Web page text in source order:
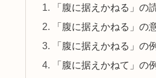
「腹に据えかねる」の
「腹に据えかねる」の
「腹に据えかねる」の
「腹に据えかねて」の